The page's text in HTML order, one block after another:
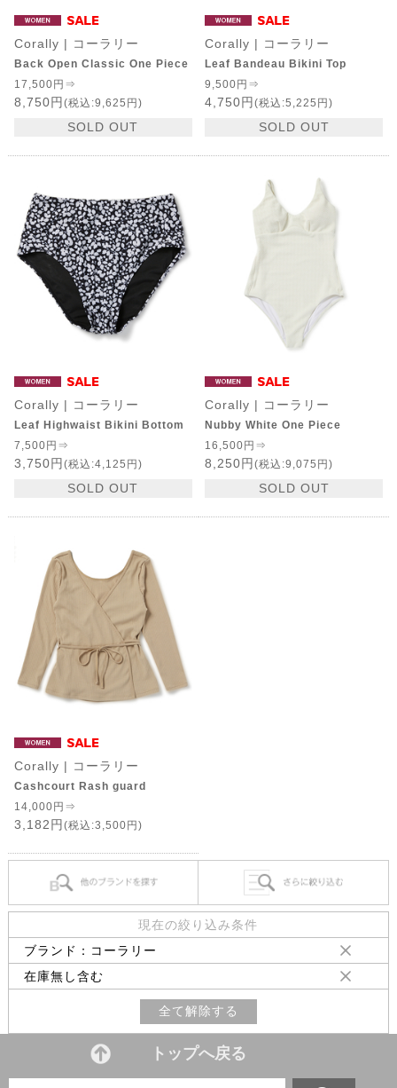
Corally | コーラリー
Back Open Classic One Piece
17,500円⇒
8,750円 (税込:9,625円)
SOLD OUT
Corally | コーラリー
Leaf Bandeau Bikini Top
9,500円⇒
4,750円 (税込:5,225円)
SOLD OUT
Corally | コーラリー
Leaf Highwaist Bikini Bottom
7,500円⇒
3,750円 (税込:4,125円)
SOLD OUT
Corally | コーラリー
Nubby White One Piece
16,500円⇒
8,250円 (税込:9,075円)
SOLD OUT
Corally | コーラリー
Cashcourt Rash guard
14,000円⇒
3,182円 (税込:3,500円)
現在の絞り込み条件
ブランド：コーラリー
在庫無し含む
全て解除する
トップへ戻る